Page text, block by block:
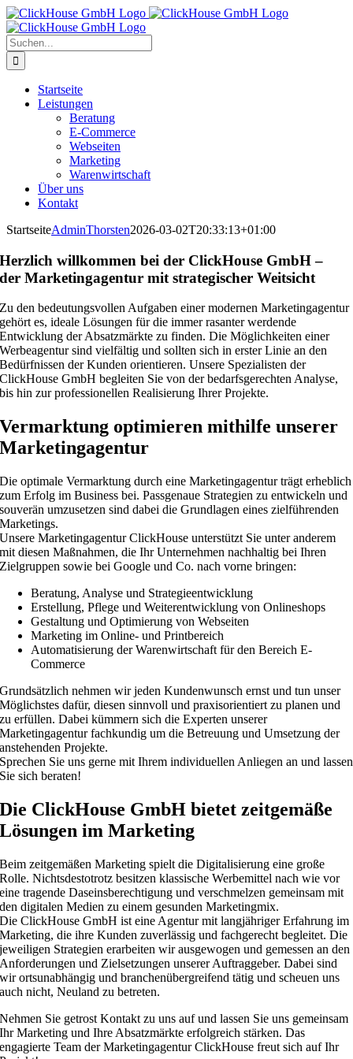
Zum
Inhalt
springen
Suche
nach:
Startseite
Leistungen
Beratung
E-Commerce
Webseiten
Marketing
Warenwirtschaft
Über uns
Kontakt
StartseiteAdminThorsten2026-03-02T20:33:13+01:00
Herzlich willkommen bei der ClickHouse GmbH –
der Marketingagentur mit strategischer Weitsicht
Zu den bedeutungsvollen Aufgaben einer modernen Marketingagentur
gehört es, ideale Lösungen für die immer rasanter werdende
Entwicklung der Absatzmärkte zu finden. Die Möglichkeiten einer
Werbeagentur sind vielfältig und sollten sich in erster Linie an den
Bedürfnissen der Kunden orientieren. Unsere Spezialisten der
ClickHouse GmbH begleiten Sie von der bedarfsgerechten Analyse,
bis hin zur professionellen Realisierung Ihrer Projekte.
Vermarktung optimieren mithilfe unserer
Marketingagentur
Die optimale Vermarktung durch eine Marketingagentur trägt erheblich
zum Erfolg im Business bei. Passgenaue Strategien zu entwickeln und
souverän umzusetzen sind dabei die Grundlagen eines zielführenden
Marketings.
Unsere Marketingagentur ClickHouse unterstützt Sie unter anderem
mit diesen Maßnahmen, die Ihr Unternehmen nachhaltig bei Ihren
Zielgruppen sowie bei Google und Co. nach vorne bringen:
Beratung, Analyse und Strategieentwicklung
Erstellung, Pflege und Weiterentwicklung von Onlineshops
Gestaltung und Optimierung von Webseiten
Marketing im Online- und Printbereich
Automatisierung der Warenwirtschaft für den Bereich E-
Commerce
Grundsätzlich nehmen wir jeden Kundenwunsch ernst und tun unser
Möglichstes dafür, diesen sinnvoll und praxisorientiert zu planen und
zu erfüllen. Dabei kümmern sich die Experten unserer
Marketingagentur fachkundig um die Betreuung und Umsetzung der
anstehenden Projekte.
Sprechen Sie uns gerne mit Ihrem individuellen Anliegen an und lassen
Sie sich beraten!
Die ClickHouse GmbH bietet zeitgemäße
Lösungen im Marketing
Beim zeitgemäßen Marketing spielt die Digitalisierung eine große
Rolle. Nichtsdestotrotz besitzen klassische Werbemittel nach wie vor
eine tragende Daseinsberechtigung und verschmelzen gemeinsam mit
den digitalen Medien zu einem gesunden Marketingmix.
Die ClickHouse GmbH ist eine Agentur mit langjähriger Erfahrung im
Marketing, die ihre Kunden zuverlässig und fachgerecht begleitet. Die
jeweiligen Strategien erarbeiten wir ausgewogen und gemessen an den
Anforderungen und Zielsetzungen unserer Auftraggeber. Dabei sind
wir ortsunabhängig und branchenübergreifend tätig und scheuen uns
auch nicht, Neuland zu betreten.
Nehmen Sie getrost Kontakt zu uns auf und lassen Sie uns gemeinsam
Ihr Marketing und Ihre Absatzmärkte erfolgreich stärken. Das
engagierte Team der Marketingagentur ClickHouse freut sich auf Ihr